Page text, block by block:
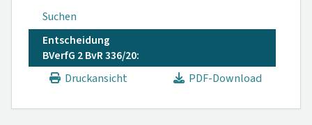
Suchen
Entscheidung
BVerfG 2 BvR 336/20:
Druckansicht
PDF-Download